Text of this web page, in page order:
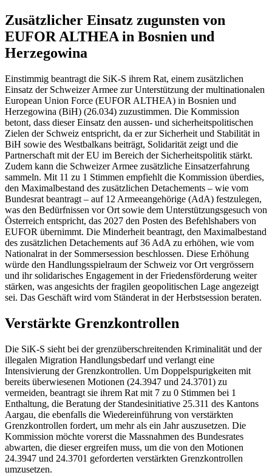
Zusätzlicher Einsatz zugunsten von
EUFOR ALTHEA in Bosnien und
Herzegowina
Einstimmig beantragt die SiK-S ihrem Rat, einem zusätzlichen
Einsatz der Schweizer Armee zur Unterstützung der multinationalen
European Union Force (EUFOR ALTHEA) in Bosnien und
Herzegowina (BiH) (26.034) zuzustimmen. Die Kommission
betont, dass dieser Einsatz den aussen- und sicherheitspolitischen
Zielen der Schweiz entspricht, da er zur Sicherheit und Stabilität in
BiH sowie des Westbalkans beiträgt, Solidarität zeigt und die
Partnerschaft mit der EU im Bereich der Sicherheitspolitik stärkt.
Zudem kann die Schweizer Armee zusätzliche Einsatzerfahrung
sammeln. Mit 11 zu 1 Stimmen empfiehlt die Kommission überdies,
den Maximalbestand des zusätzlichen Detachements – wie vom
Bundesrat beantragt – auf 12 Armeeangehörige (AdA) festzulegen,
was den Bedürfnissen vor Ort sowie dem Unterstützungsgesuch von
Österreich entspricht, das 2027 den Posten des Befehlshabers von
EUFOR übernimmt. Die Minderheit beantragt, den Maximalbestand
des zusätzlichen Detachements auf 36 AdA zu erhöhen, wie vom
Nationalrat in der Sommersession beschlossen. Diese Erhöhung
würde den Handlungsspielraum der Schweiz vor Ort vergrössern
und ihr solidarisches Engagement in der Friedensförderung weiter
stärken, was angesichts der fragilen geopolitischen Lage angezeigt
sei. Das Geschäft wird vom Ständerat in der Herbstsession beraten.
Verstärkte Grenzkontrollen
Die SiK-S sieht bei der grenzüberschreitenden Kriminalität und der
illegalen Migration Handlungsbedarf und verlangt eine
Intensivierung der Grenzkontrollen. Um Doppelspurigkeiten mit
bereits überwiesenen Motionen (24.3947 und 24.3701) zu
vermeiden, beantragt sie ihrem Rat mit 7 zu 0 Stimmen bei 1
Enthaltung, die Beratung der Standesinitiative 25.311 des Kantons
Aargau, die ebenfalls die Wiedereinführung von verstärkten
Grenzkontrollen fordert, um mehr als ein Jahr auszusetzen. Die
Kommission möchte vorerst die Massnahmen des Bundesrates
abwarten, die dieser ergreifen muss, um die von den Motionen
24.3947 und 24.3701 geforderten verstärkten Grenzkontrollen
umzusetzen.